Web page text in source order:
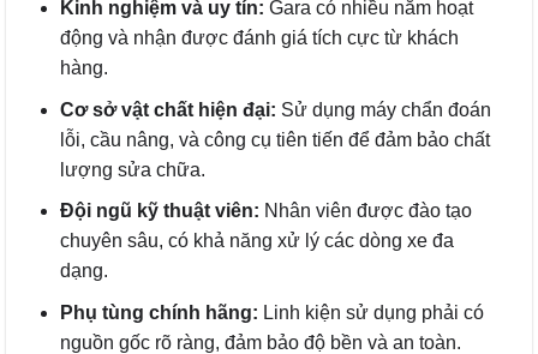
Kinh nghiệm và uy tín: Gara có nhiều năm hoạt
động và nhận được đánh giá tích cực từ khách
hàng.
Cơ sở vật chất hiện đại: Sử dụng máy chẩn đoán
lỗi, cầu nâng, và công cụ tiên tiến để đảm bảo chất
lượng sửa chữa.
Đội ngũ kỹ thuật viên: Nhân viên được đào tạo
chuyên sâu, có khả năng xử lý các dòng xe đa
dạng.
Phụ tùng chính hãng: Linh kiện sử dụng phải có
nguồn gốc rõ ràng, đảm bảo độ bền và an toàn.